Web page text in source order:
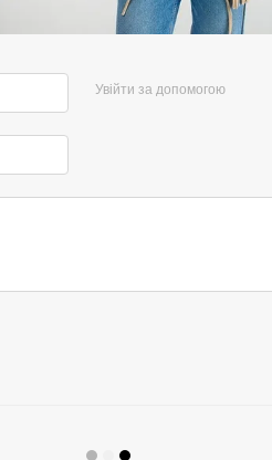
Увійти за допомогою